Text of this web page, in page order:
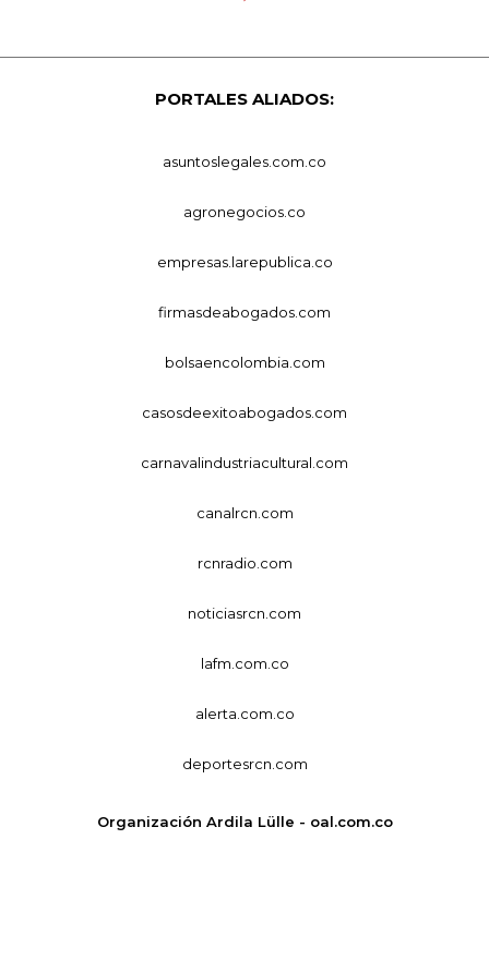
PORTALES ALIADOS:
asuntoslegales.com.co
agronegocios.co
empresas.larepublica.co
firmasdeabogados.com
bolsaencolombia.com
casosdeexitoabogados.com
carnavalindustriacultural.com
canalrcn.com
rcnradio.com
noticiasrcn.com
lafm.com.co
alerta.com.co
deportesrcn.com
Organización Ardila Lülle - oal.com.co